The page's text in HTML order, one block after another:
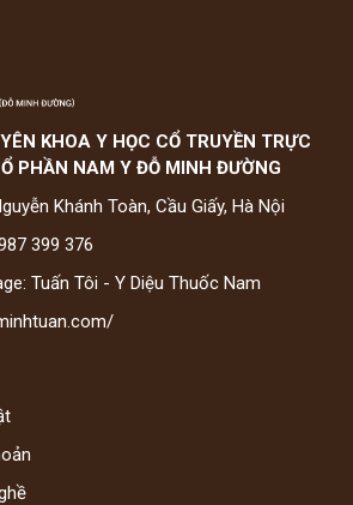
KHOA Y HỌC CỔ TRUYỀN TRỰC
PHẦN NAM Y ĐỖ MINH ĐƯỜNG
Khánh Toàn, Cầu Giấy, Hà Nội
399 376
Tuấn Tôi - Y Diệu Thuốc Nam